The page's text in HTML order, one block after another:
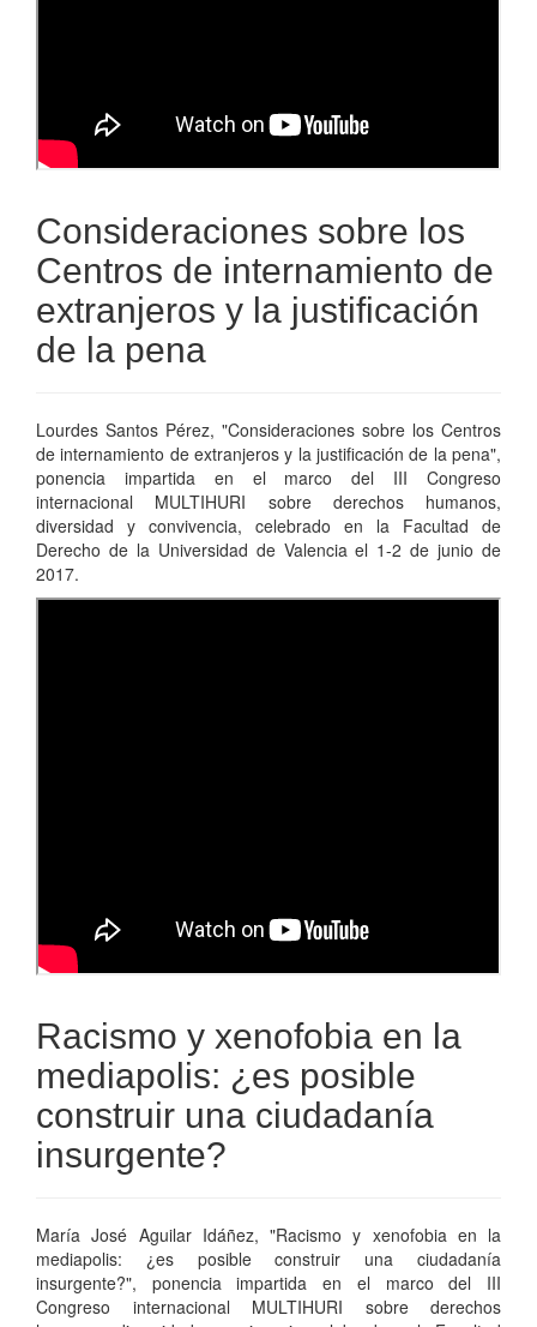
Consideraciones sobre los
Centros de internamiento de
extranjeros y la justificación
de la pena
Lourdes Santos Pérez, "Consideraciones sobre los Centros
de internamiento de extranjeros y la justificación de la pena",
ponencia impartida en el marco del III Congreso
internacional MULTIHURI sobre derechos humanos,
diversidad y convivencia, celebrado en la Facultad de
Derecho de la Universidad de Valencia el 1-2 de junio de
2017.
Racismo y xenofobia en la
mediapolis: ¿es posible
construir una ciudadanía
insurgente?
María José Aguilar Idáñez, "Racismo y xenofobia en la
mediapolis: ¿es posible construir una ciudadanía
insurgente?", ponencia impartida en el marco del III
Congreso internacional MULTIHURI sobre derechos